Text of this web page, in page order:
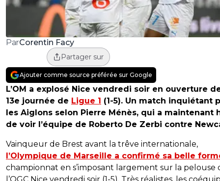
ParCorentin Facy
Partager sur
Ajouter comme source préférée sur Google
L’OM a explosé Nice vendredi soir en ouverture
13e journée de Ligue 1 (1-5). Un match inquiétant
les Aiglons selon Pierre Ménès, qui a maintenant
de voir l’équipe de Roberto De Zerbi contre
Vainqueur de Brest avant la trêve internationale,
l’Olympique de Marseille a confirmé sa belle
championnat en s’imposant largement sur la pelouse